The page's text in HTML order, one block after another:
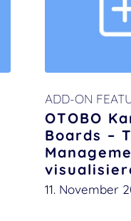
ADD-ON
OTOBO
Boards –
11. November